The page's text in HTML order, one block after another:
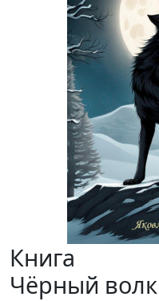
Книга
Чёрный волк